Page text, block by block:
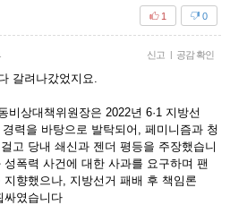
0
1
신고 | 공감 확인
갈려나갔었지요.
비상대책위원장은 2022년 6·1 지방선
력을 바탕으로 발탁되어, 페미니즘과 청
고 당내 쇄신과 젠더 평등을 주장했습니
폭력 사건에 대한 사과를 요구하며 팬
향했으나, 지방선거 패배 후 책임론
싸였습니다